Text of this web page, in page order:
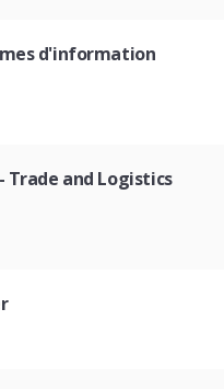
d'information
Trade and Logistics